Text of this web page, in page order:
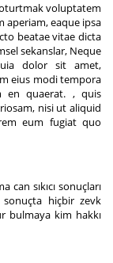
voluptatem
eaque ipsa
beatae vitae dicta
sekanslar, Neque
dolor sit amet,
eius modi tempora
en quaerat. , quis
nisi ut aliquid
eum fugiat quo
can sıkıcı sonuçları
hiçbir zevk
bulmaya kim hakkı